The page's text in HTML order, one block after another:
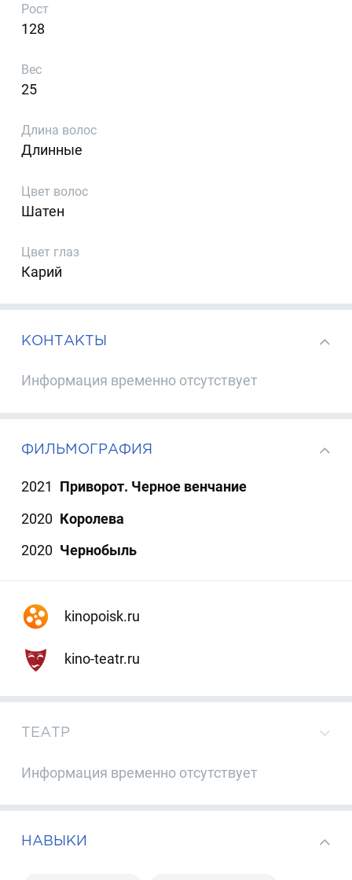
Рост
128
Вес
25
Длина волос
Длинные
Цвет волос
Шатен
Цвет глаз
Карий
КОНТАКТЫ
Информация временно отсутствует
ФИЛЬМОГРАФИЯ
2021
Приворот. Черное венчание
2020 Королева
2020 Чернобыль
kinopoisk.ru
kino-teatr.ru
ТЕАТР
Информация временно отсутствует
НАВЫКИ